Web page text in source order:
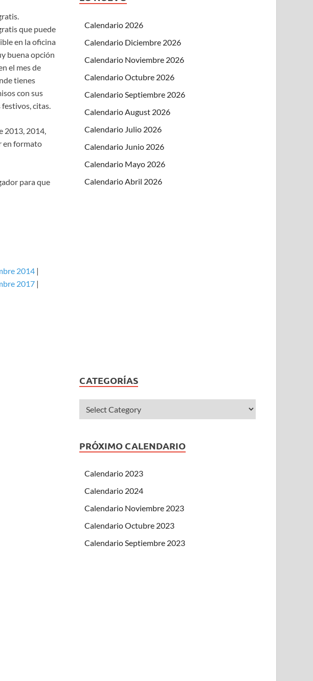
que puede
en la oficina
buena opción
el mes de
tienes
con sus
festivos, citas.
2013, 2014,
en formato
para que
2014 |
2017 |
Calendario 2026
Calendario Diciembre 2026
Calendario Noviembre 2026
Calendario Octubre 2026
Calendario Septiembre 2026
Calendario August 2026
Calendario Julio 2026
Calendario Junio 2026
Calendario Mayo 2026
Calendario Abril 2026
CATEGORÍAS
PRÓXIMO CALENDARIO
Calendario 2023
Calendario 2024
Calendario Noviembre 2023
Calendario Octubre 2023
Calendario Septiembre 2023